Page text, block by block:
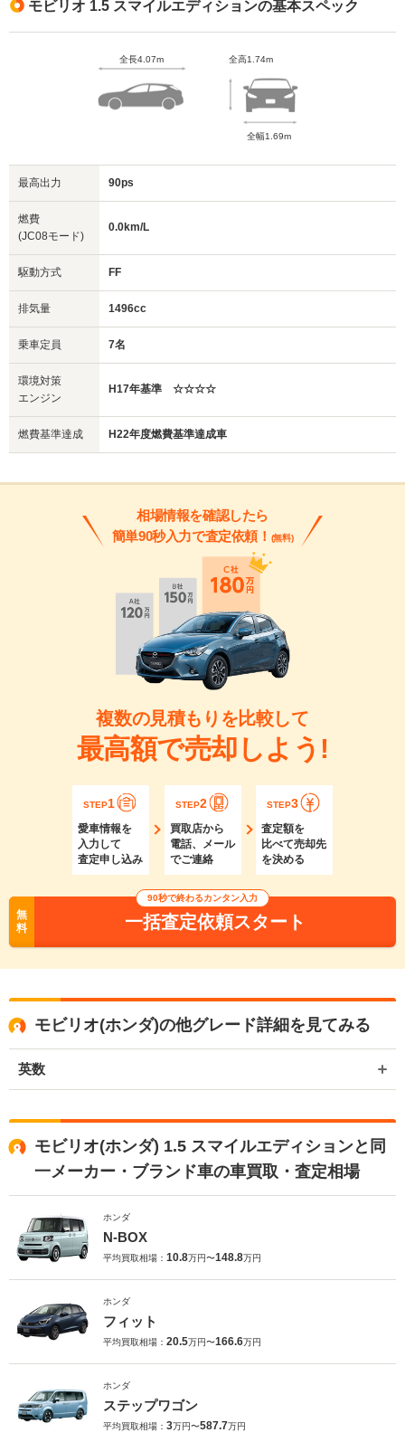
モビリオ 1.5 スマイルエディションの基本スペック
全長4.07m 全高1.74m
全幅1.69m
最高出力 90ps
燃費
(JC08モード)
0.0km/L
駆動方式 FF
排気量 1496cc
乗車定員 7名
環境対策
エンジン
H17年基準 ☆☆☆☆
燃費基準達成 H22年度燃費基準達成車
相場情報を確認したら
簡単90秒入力で査定依頼！ (無料)
複数の見積もりを比較して
最高額で売却しよう!
STEP1
愛車情報を
入力して
査定申し込み
STEP2
買取店から
電話、メール
でご連絡
STEP3
査定額を
比べて売却先
を決める
無
料
90秒で終わるカンタン入力
一括査定依頼スタート
モビリオ(ホンダ)の他グレード詳細を見てみる
英数
モビリオ(ホンダ) 1.5 スマイルエディションと同
一メーカー・ブランド車の車買取・査定相場
ホンダ
N-BOX
平均買取相場： 10.8万円〜148.8万円
ホンダ
フィット
平均買取相場： 20.5万円〜166.6万円
ホンダ
ステップワゴン
平均買取相場： 3万円〜587.7万円